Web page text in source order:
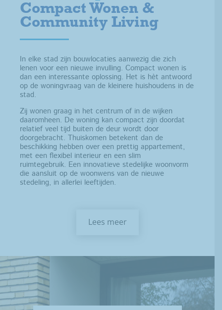
Compact Wonen &
Community Living
In elke stad zijn bouwlocaties aanwezig die zich
lenen voor een nieuwe invulling. Compact wonen is
dan een interessante oplossing. Het is hèt antwoord
op de woningvraag van de kleinere huishoudens in de
stad.
Zij wonen graag in het centrum of in de wijken
daaromheen. De woning kan compact zijn doordat
relatief veel tijd buiten de deur wordt door
doorgebracht. Thuiskomen betekent dan de
beschikking hebben over een prettig appartement,
met een flexibel interieur en een slim
ruimtegebruik. Een innovatieve stedelijke woonvorm
die aansluit op de woonwens van de nieuwe
stedeling, in allerlei leeftijden.
Lees meer